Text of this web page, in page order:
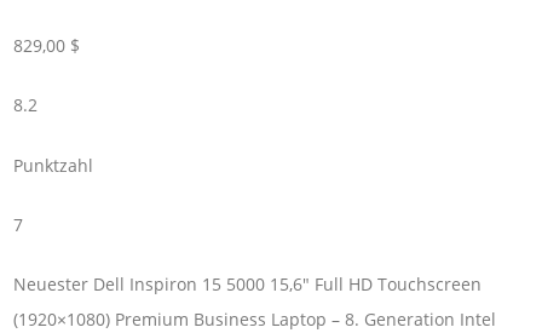
829,00 $
8.2
Punktzahl
7
Neuester Dell Inspiron 15 5000 15,6" Full HD Touchscreen
(1920×1080) Premium Business Laptop – 8. Generation Intel